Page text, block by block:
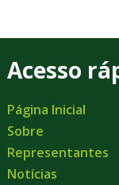
Acesso
Página Inicial
Sobre
Representantes
Notícias